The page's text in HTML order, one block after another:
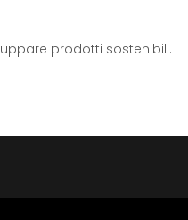
prodotti sostenibili.